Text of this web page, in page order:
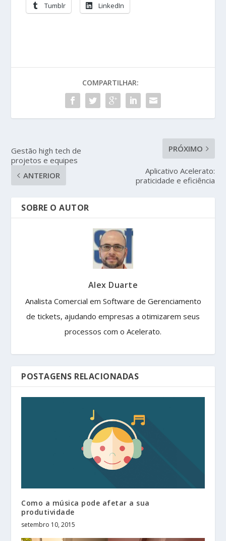
Tumblr LinkedIn
COMPARTILHAR:
Gestão high tech de
projetos e equipes
ANTERIOR
PRÓXIMO
Aplicativo Acelerato:
praticidade e eficiência
SOBRE O AUTOR
Alex Duarte
Analista Comercial em Software de Gerenciamento
de tickets, ajudando empresas a otimizarem seus
processos com o Acelerato.
POSTAGENS RELACIONADAS
Como a música pode afetar a sua
produtividade
setembro 10, 2015